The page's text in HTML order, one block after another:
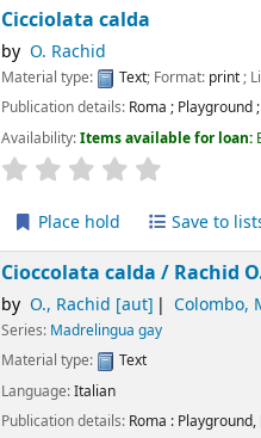
Cicciolata calda
by O. Rachid
Material type: Text; Format: print;
Publication details: Roma ; Playground
Availability:Items available for loan:
star rating
Place hold Save to
Cioccolata calda / Rachid
by O., Rachid [aut] Colombo,
Series: Madrelingua gay
Material type:
Text
Language:Italian
Publication details: Roma : Playground,